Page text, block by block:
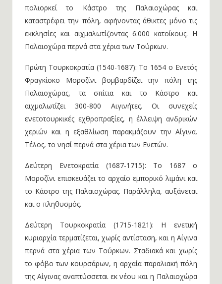
πολιορκεί το Κάστρο της Παλαιοχώρας και
καταστρέφει την πόλη, αφήνοντας άθικτες μόνο τις
εκκλησίες και αιχμαλωτίζοντας 6.000 κατοίκους. Η
Παλαιοχώρα περνά στα χέρια των Τούρκων.
Πρώτη Τουρκοκρατία (1540-1687): Το 1654 ο Ενετός
Φραγκίσκο Μοροζίνι βομβαρδίζει την πόλη της
Παλαιοχώρας, τα σπίτια και το Κάστρο και
αιχμαλωτίζει 300-800 Αιγινήτες. Οι συνεχείς
ενετοτουρκικές εχθροπραξίες, η έλλειψη ανδρικών
χεριών και η εξαθλίωση παρακμάζουν την Αίγινα.
Τέλος, το νησί περνά στα χέρια των Ενετών.
Δεύτερη Ενετοκρατία (1687-1715): Το 1687 ο
Μοροζίνι επισκευάζει το αρχαίο εμπορικό λιμάνι και
το Κάστρο της Παλαιοχώρας. Παράλληλα, αυξάνεται
και ο πληθυσμός.
Δεύτερη Τουρκοκρατία (1715-1821): Η ενετική
κυριαρχία τερματίζεται, χωρίς αντίσταση, και η Αίγινα
περνά στα χέρια των Τούρκων. Σταδιακά και χωρίς
το φόβο των κουρσάρων, η αρχαία παραλιακή πόλη
της Αίγινας αναπτύσσεται εκ νέου και η Παλαιοχώρα